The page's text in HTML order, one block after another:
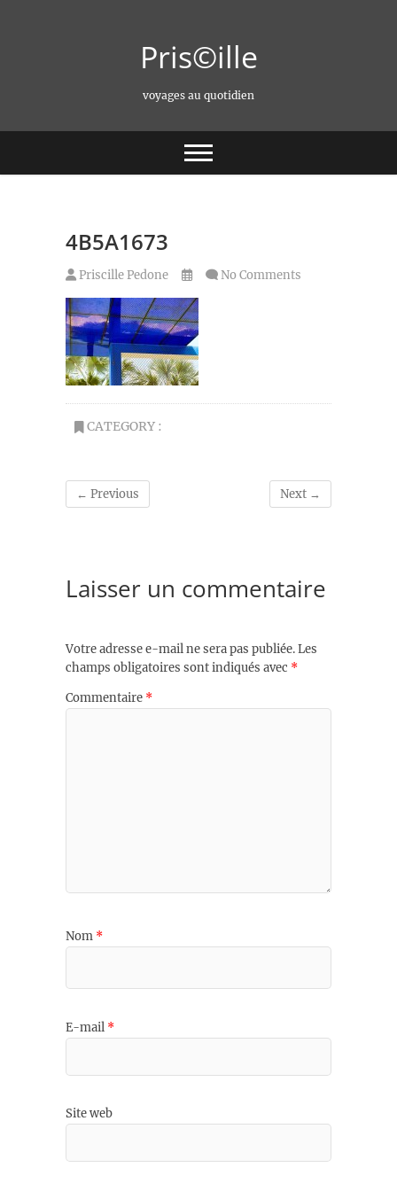
Pris©ille
voyages au quotidien
4B5A1673
Priscille Pedone No Comments
CATEGORY :
← Previous Next →
Laisser un commentaire
Votre adresse e-mail ne sera pas publiée.Les
champs obligatoires sont indiqués avec *
Commentaire *
Nom *
E-mail *
Site web